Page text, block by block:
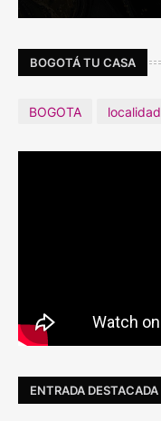
BOGOTÁ TU CASA
BOGOTA localidad
ENTRADA DESTACADA